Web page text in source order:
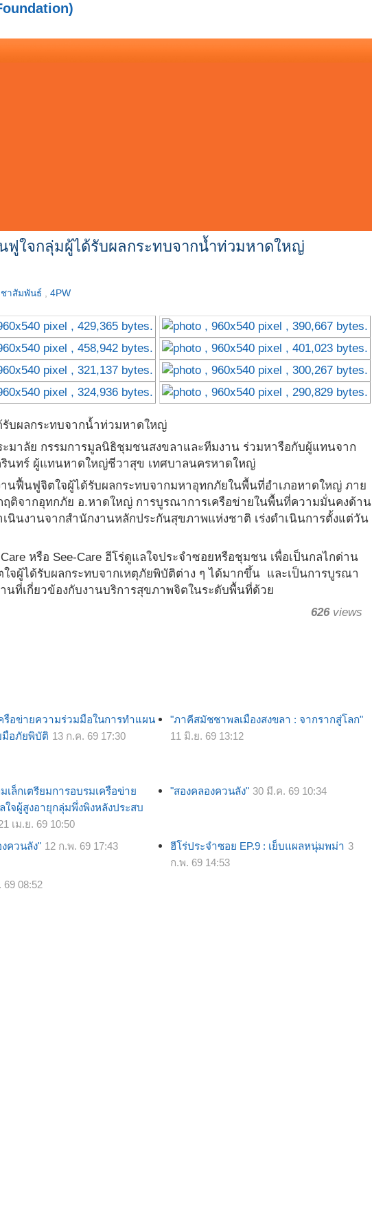
ใจกลุ่มผู้ได้รับผลกระทบจากน้ำท่วมหาดใหญ่
าสัมพันธ์ , 4PW
บผลกระทบจากน้ำท่วมหาดใหญ่
มาลัย กรรมการมูลนิธิชุมชนสงขลาและทีมงาน ร่วมหารือกับผู้แทนจาก
นทร์ ผู้แทนหาดใหญ่ชีวาสุข เทศบาลนครหาดใหญ่
นฟื้นฟูจิตใจผู้ได้รับผลกระทบจากมหาอุทกภัยในพื้นที่อำเภอหาดใหญ่ ภาย
ฤติจากอุทกภัย อ.หาดใหญ่ การบูรณาการเครือข่ายในพื้นที่ความมั่นคงด้าน
นินงานจากสำนักงานหลักประกันสุขภาพแห่งชาติ เร่งดำเนินการตั้งแต่วัน
หรือ See-Care ฮีโร่ดูแลใจประจำซอยหรือชุมชน เพื่อเป็นกลไกด่าน
จผู้ได้รับผลกระทบจากเหตุภัยพิบัติต่าง ๆ ได้มากขึ้น และเป็นการบูรณา
ที่เกี่ยวข้องกับงานบริการสุขภาพจิตในระดับพื้นที่ด้วย
626views
รือข่ายความร่วมมือในการทำแผน
อภัยพิบัติ 13 ก.ค. 69 17:30
"ภาคีสมัชชาพลเมืองสงขลา : จากรากสู่โลก"
11 มิ.ย. 69 13:12
เล็กเตรียมการอบรมเครือข่าย
ใจผู้สูงอายุกลุ่มพึ่งพิงหลังประสบ
เม.ย. 69 10:50
"สองคลองควนลัง" 30 มี.ค. 69 10:34
ควนลัง" 12 ก.พ. 69 17:43 ฮีโร่ประจำซอย EP.9 : เย็บแผลหนุ่มพม่า 3
ก.พ. 69 14:53
69 08:52